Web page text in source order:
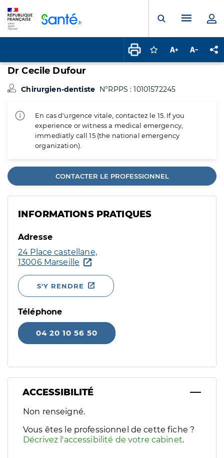
Ouvrir laMenu
Connectez-vous
Augmenter la
Dr Cecile Dufour
Chirurgien-dentiste N°RPPS : 10101572245
En cas d'urgence vitale, contactez le 15. If you
experience or witness a medical emergency,
immediatly call 15 (the national emergency
organization).
CONTACTER LE PROFESSIONNEL
INFORMATIONS PRATIQUES
Adresse
24 Place castellane,
13006 Marseille
S'Y RENDRE
Téléphone
04 20 10 56 50
ACCESSIBILITÉ
Filtres
Sélectionnez un ou plusieurs handicaps/besoins
Non renseigné.
Vous êtes le professionnel de cette fiche ?
Décrivez l'accessibilité de votre cabinet.